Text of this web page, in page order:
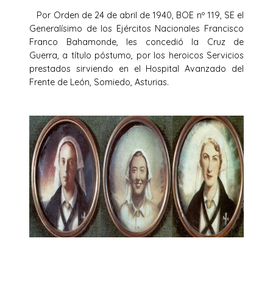
Por Orden de 24 de abril de 1940, BOE nº 119, SE el
Generalísimo de los Ejércitos Nacionales Francisco
Franco Bahamonde, les concedió la Cruz de
Guerra, a título póstumo, por los heroicos Servicios
prestados sirviendo en el Hospital Avanzado del
Frente de León, Somiedo, Asturias.